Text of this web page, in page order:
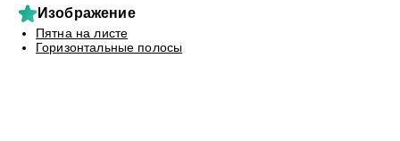
Изображение
Пятна на листе
Горизонтальные полосы